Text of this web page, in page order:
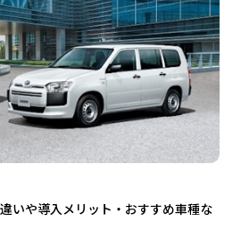
いや導入メリット・おすすめ車種な